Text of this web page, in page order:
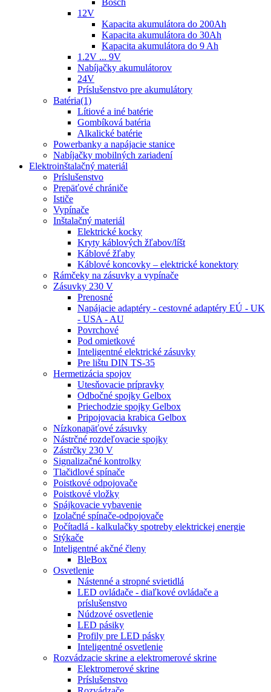
Bosch
12V
Kapacita akumulátora do 200Ah
Kapacita akumulátora do 30Ah
Kapacita akumulátora do 9 Ah
1.2V ... 9V
Nabíjačky akumulátorov
24V
Príslušenstvo pre akumulátory
Batéria(1)
Lítiové a iné batérie
Gombíková batéria
Alkalické batérie
Powerbanky a napájacie stanice
Nabíjačky mobilných zariadení
Elektroinštalačný materiál
Príslušenstvo
Prepäťové chrániče
Ističe
Vypínače
Inštalačný materiál
Elektrické kocky
Kryty káblových žľabov/líšt
Káblové žľaby
Káblové koncovky – elektrické konektory
Rámčeky na zásuvky a vypínače
Zásuvky 230 V
Prenosné
Napájacie adaptéry - cestovné adaptéry EÚ - UK
- USA - AU
Povrchové
Pod omietkové
Inteligentné elektrické zásuvky
Pre lištu DIN TS-35
Hermetizácia spojov
Utesňovacie prípravky
Odbočné spojky Gelbox
Priechodzie spojky Gelbox
Pripojovacia krabica Gelbox
Nízkonapäťové zásuvky
Nástrčné rozdeľovacie spojky
Zástrčky 230 V
Signalizačné kontrolky
Tlačidlové spínače
Poistkové odpojovače
Poistkové vložky
Spájkovacie vybavenie
Izolačné spínače-odpojovače
Počítadlá - kalkulačky spotreby elektrickej energie
Stýkače
Inteligentné akčné členy
BleBox
Osvetlenie
Nástenné a stropné svietidlá
LED ovládače - diaľkové ovládače a
príslušenstvo
Núdzové osvetlenie
LED pásiky
Profily pre LED pásky
Inteligentné osvetlenie
Rozvádzacie skrine a elektromerové skrine
Elektromerové skrine
Príslušenstvo